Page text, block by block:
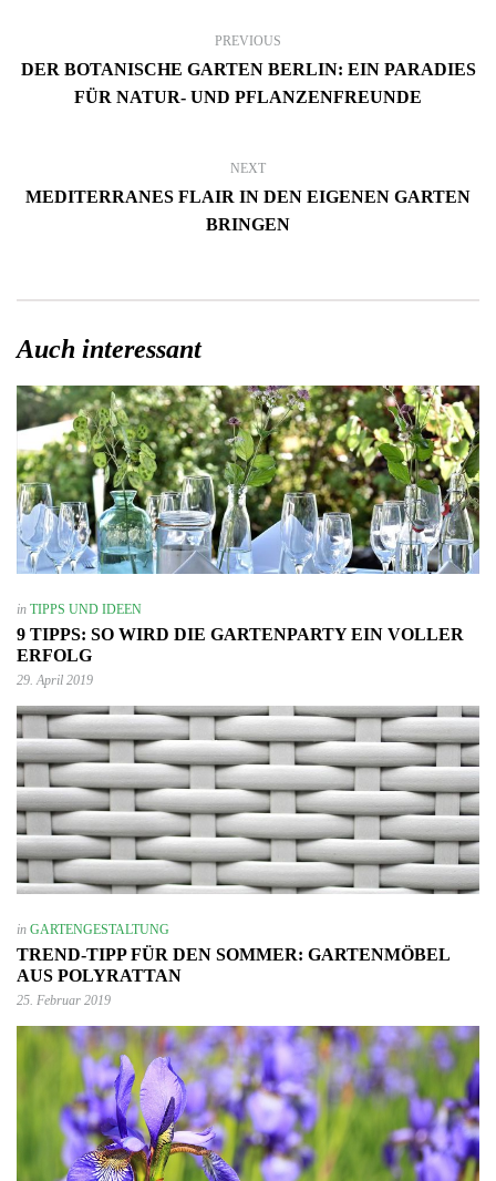
PREVIOUS
DER BOTANISCHE GARTEN BERLIN: EIN PARADIES
FÜR NATUR- UND PFLANZENFREUNDE
NEXT
MEDITERRANES FLAIR IN DEN EIGENEN GARTEN
BRINGEN
Auch interessant
in TIPPS UND IDEEN
9 TIPPS: SO WIRD DIE GARTENPARTY EIN VOLLER
ERFOLG
29. April 2019
in GARTENGESTALTUNG
TREND-TIPP FÜR DEN SOMMER: GARTENMÖBEL
AUS POLYRATTAN
25. Februar 2019